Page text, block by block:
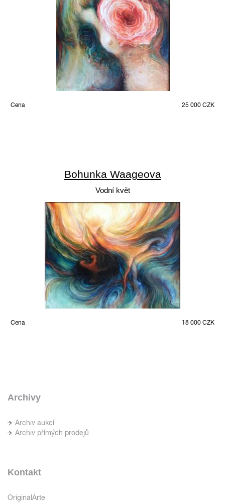
Cena 25 000 CZK
Bohunka Waageova
Vodní květ
Cena 18 000 CZK
Archivy
Archiv aukcí
Archiv přímých prodejů
Kontakt
OriginalArte